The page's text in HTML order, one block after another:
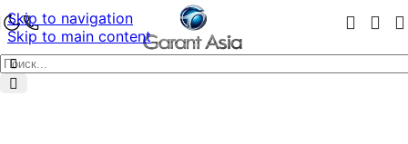
Skip to navigation
Skip to main content